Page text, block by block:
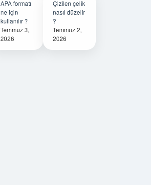
APA formatı
ne için
kullanılır ?
Temmuz 3,
2026
Çizilen çelik
nasıl düzelir
?
Temmuz 2,
2026